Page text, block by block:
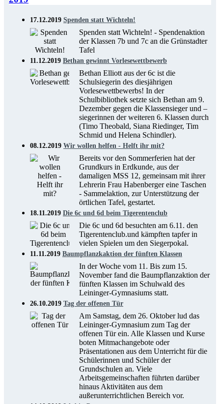
17.12.2019 Spenden statt Wichteln!
Spenden statt Wichteln! - Spendenaktion
der Klassen 7b und 7c an die Grünstadter
Tafel
11.12.2019 Bethan gewinnt Vorlesewettbewerb
Bethan Elliott aus der 6c ist die
Schulsiegerin des diesjährigen
Vorlesewettbewerbs! In der
Schulbibliothek setzte sich Bethan am 9.
Dezember gegen die Klassensieger und –
siegerinnen der weiteren 6. Klassen durch
(Timo Theobald, Siana Riedinger, Tim
Schmid und Helena Schindler).
08.12.2019 Wir wollen helfen - Helft ihr mit?
Bereits vor den Sommerferien hat der
Grundkurs in Erdkunde, aus der
damaligen MSS 12, gemeinsam mit ihrer
Lehrerin Frau Habenberger eine Taschen
- Sammelaktion, zur Unterstützung der
örtlichen Tafel, gestartet.
18.11.2019 Die 6c und 6d beim Tigerentenclub
Die 6c und 6d besuchten am 6.11. den
Tigerentenclub.und kämpften tapfer in
vielen Spielen um den Siegerpokal.
11.11.2019 Baumpflanzkaktion der fünften Klassen
In der Woche vom 11. Bis zum 15.
November fand die Baumpflanzaktion der
fünften Klassen im Schulwald des
Leininger-Gymnasiums statt.
26.10.2019 Tag der offenen Tür
Am Samstag, dem 26. Oktober lud das
Leininger-Gymnasium zum Tag der
offenen Tür ein. Alle Klassen und Kurse
boten Mitmachangebote oder
Präsentationen aus dem Unterricht für die
Schülerinnen und Schüler der
Grundschulen an. Viele
Arbeitsgemeinschaften führten darüber
hinaus Aktivitäten aus dem
außerunterrichtlichen Bereich vor.